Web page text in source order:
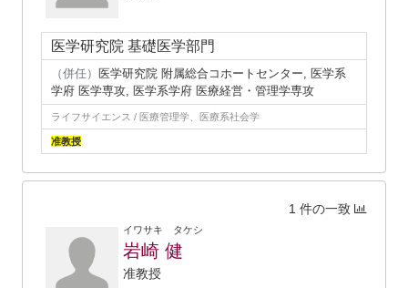
医学研究院 基礎医学部門
（併任） 医学研究院 附属総合コホートセンター, 医学系
学府 医学専攻, 医学系学府 医療経営・管理学専攻
ライフサイエンス / 医療管理学、医療系社会学
准教授
1 件の一致
イワサキ タケシ
岩崎 健
准教授